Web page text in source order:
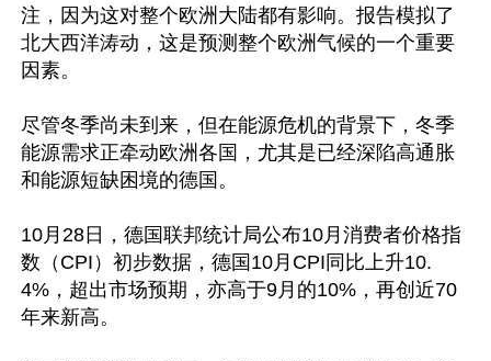
注，因为这对整个欧洲大陆都有影响。报告模拟了
北大西洋涛动，这是预测整个欧洲气候的一个重要
因素。
尽管冬季尚未到来，但在能源危机的背景下，冬季
能源需求正牵动欧洲各国，尤其是已经深陷高通胀
和能源短缺困境的德国。
10月28日，德国联邦统计局公布10月消费者价格指
数（CPI）初步数据，德国10月CPI同比上升10.
4%，超出市场预期，亦高于9月的10%，再创近70
年来新高。